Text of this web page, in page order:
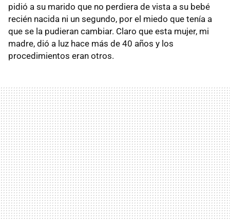
pidió a su marido que no perdiera de vista a su bebé
recién nacida ni un segundo, por el miedo que tenía a
que se la pudieran cambiar. Claro que esta mujer, mi
madre, dió a luz hace más de 40 años y los
procedimientos eran otros.